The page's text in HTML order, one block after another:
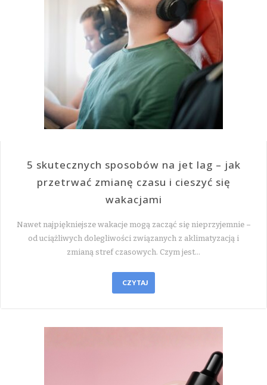
5 skutecznych sposobów na jet lag – jak
przetrwać zmianę czasu i cieszyć się
wakacjami
Nawet najpiękniejsze wakacje mogą zacząć się nieprzyjemnie –
od uciążliwych dolegliwości związanych z aklimatyzacją i
zmianą stref czasowych. Czym jest…
CZYTAJ